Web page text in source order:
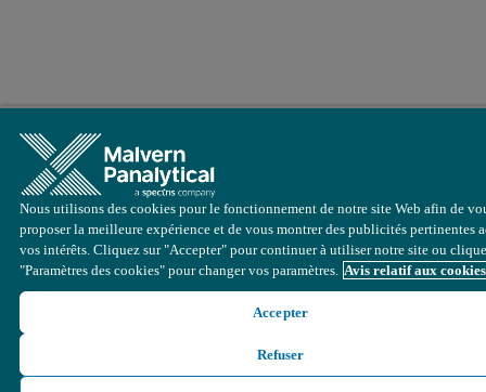
Nous utilisons des cookies pour le fonctionnement de notre site Web afin de
proposer la meilleure expérience et de vous montrer des publicités pertinentes
vos intérêts. Cliquez sur "Accepter" pour continuer à utiliser notre site ou
"Paramètres des cookies" pour changer vos paramètres. Avis relatif aux cookies
Accepter
Refuser